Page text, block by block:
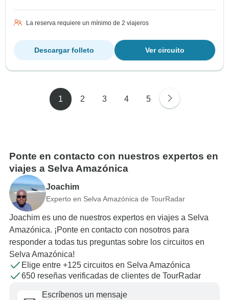
La reserva requiere un mínimo de 2 viajeros
Ver circuito
Descargar folleto
1 2 3 4 5
Ponte en contacto con nuestros expertos en
viajes a Selva Amazónica
Joachim
Experto en Selva Amazónica de TourRadar
Joachim es uno de nuestros expertos en viajes a Selva
Amazónica. ¡Ponte en contacto con nosotros para
responder a todas tus preguntas sobre los circuitos en
Selva Amazónica!
Elige entre +125 circuitos en Selva Amazónica
650 reseñas verificadas de clientes de TourRadar
Escríbenos un mensaje